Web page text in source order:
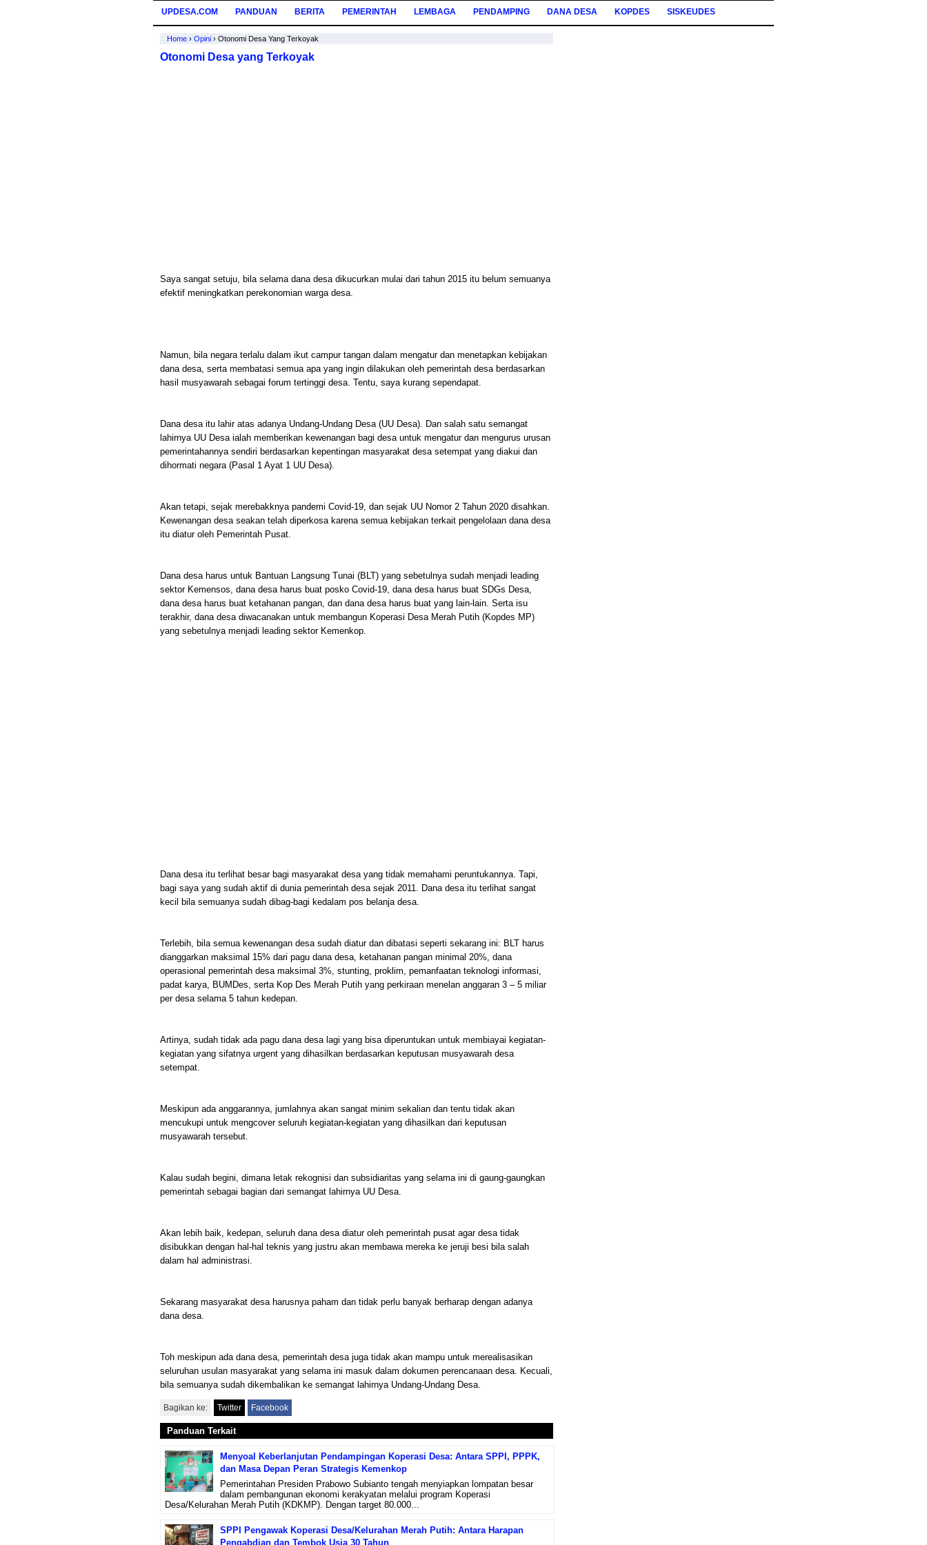
UPDESA.COM PANDUAN BERITA PEMERINTAH LEMBAGA PENDAMPING DANA DESA KOPDES SISKEUDES
Home › Opini › Otonomi Desa Yang Terkoyak
Otonomi Desa yang Terkoyak
Saya sangat setuju, bila selama dana desa dikucurkan mulai dari tahun 2015 itu belum semuanya
efektif meningkatkan perekonomian warga desa.
Namun, bila negara terlalu dalam ikut campur tangan dalam mengatur dan menetapkan kebijakan
dana desa, serta membatasi semua apa yang ingin dilakukan oleh pemerintah desa berdasarkan
hasil musyawarah sebagai forum tertinggi desa. Tentu, saya kurang sependapat.
Dana desa itu lahir atas adanya Undang-Undang Desa (UU Desa). Dan salah satu semangat
lahirnya UU Desa ialah memberikan kewenangan bagi desa untuk mengatur dan mengurus urusan
pemerintahannya sendiri berdasarkan kepentingan masyarakat desa setempat yang diakui dan
dihormati negara (Pasal 1 Ayat 1 UU Desa).
Akan tetapi, sejak merebakknya pandemi Covid-19, dan sejak UU Nomor 2 Tahun 2020 disahkan.
Kewenangan desa seakan telah diperkosa karena semua kebijakan terkait pengelolaan dana desa
itu diatur oleh Pemerintah Pusat.
Dana desa harus untuk Bantuan Langsung Tunai (BLT) yang sebetulnya sudah menjadi leading
sektor Kemensos, dana desa harus buat posko Covid-19, dana desa harus buat SDGs Desa,
dana desa harus buat ketahanan pangan, dan dana desa harus buat yang lain-lain. Serta isu
terakhir, dana desa diwacanakan untuk membangun Koperasi Desa Merah Putih (Kopdes MP)
yang sebetulnya menjadi leading sektor Kemenkop.
Dana desa itu terlihat besar bagi masyarakat desa yang tidak memahami peruntukannya. Tapi,
bagi saya yang sudah aktif di dunia pemerintah desa sejak 2011. Dana desa itu terlihat sangat
kecil bila semuanya sudah dibag-bagi kedalam pos belanja desa.
Terlebih, bila semua kewenangan desa sudah diatur dan dibatasi seperti sekarang ini: BLT harus
dianggarkan maksimal 15% dari pagu dana desa, ketahanan pangan minimal 20%, dana
operasional pemerintah desa maksimal 3%, stunting, proklim, pemanfaatan teknologi informasi,
padat karya, BUMDes, serta Kop Des Merah Putih yang perkiraan menelan anggaran 3 – 5 miliar
per desa selama 5 tahun kedepan.
Artinya, sudah tidak ada pagu dana desa lagi yang bisa diperuntukan untuk membiayai kegiatan-
kegiatan yang sifatnya urgent yang dihasilkan berdasarkan keputusan musyawarah desa
setempat.
Meskipun ada anggarannya, jumlahnya akan sangat minim sekalian dan tentu tidak akan
mencukupi untuk mengcover seluruh kegiatan-kegiatan yang dihasilkan dari keputusan
musyawarah tersebut.
Kalau sudah begini, dimana letak rekognisi dan subsidiaritas yang selama ini di gaung-gaungkan
pemerintah sebagai bagian dari semangat lahirnya UU Desa.
Akan lebih baik, kedepan, seluruh dana desa diatur oleh pemerintah pusat agar desa tidak
disibukkan dengan hal-hal teknis yang justru akan membawa mereka ke jeruji besi bila salah
dalam hal administrasi.
Sekarang masyarakat desa harusnya paham dan tidak perlu banyak berharap dengan adanya
dana desa.
Toh meskipun ada dana desa, pemerintah desa juga tidak akan mampu untuk merealisasikan
seluruhan usulan masyarakat yang selama ini masuk dalam dokumen perencanaan desa. Kecuali,
bila semuanya sudah dikembalikan ke semangat lahirnya Undang-Undang Desa.
Bagikan ke: Twitter Facebook
Panduan Terkait
Menyoal Keberlanjutan Pendampingan Koperasi Desa: Antara SPPI, PPPK,
dan Masa Depan Peran Strategis Kemenkop
Pemerintahan Presiden Prabowo Subianto tengah menyiapkan lompatan besar
dalam pembangunan ekonomi kerakyatan melalui program Koperasi
Desa/Kelurahan Merah Putih (KDKMP). Dengan target 80.000...
SPPI Pengawak Koperasi Desa/Kelurahan Merah Putih: Antara Harapan
Pengabdian dan Tembok Usia 30 Tahun